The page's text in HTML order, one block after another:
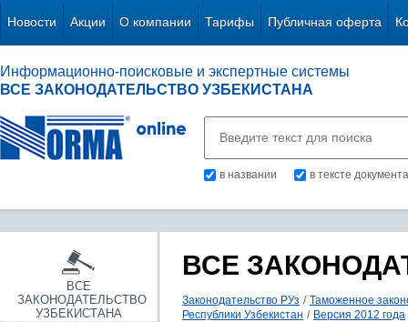
Новости Акции О компании Тарифы Публичная оферта
Информационно-поисковые и экспертные системы
ВСЕ ЗАКОНОДАТЕЛЬСТВО УЗБЕКИСТАНА
в названии в тексте документа
ВСЕ
ЗАКОНОДАТЕЛЬСТВО
УЗБЕКИСТАНА
ВСЕ
Законодательство РУз / Таможенное
Республики Узбекистан / Версия 2012 года